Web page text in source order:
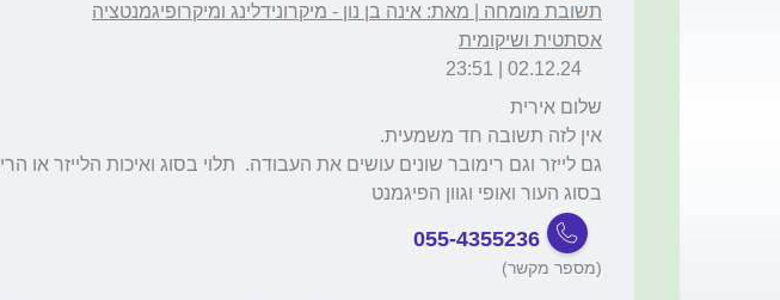
תשובת מומחה | מאת: אינה בן נון - מיקרונידלינג ומיקרופיגמנטציה
אסתטית ושיקומית
02.12.24 | 23:51
בסוג העור ואופי וגוון הפיגמנט
055-4355236
(מספר מקשר)